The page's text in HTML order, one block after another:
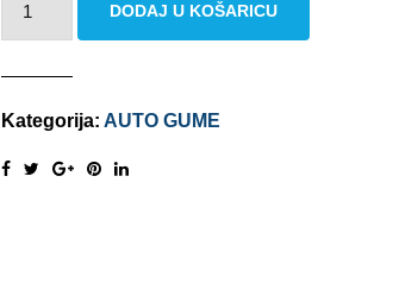
TURANZA
235/45
FR
DODAJ U KOŠARICU
Kategorija: AUTO GUME